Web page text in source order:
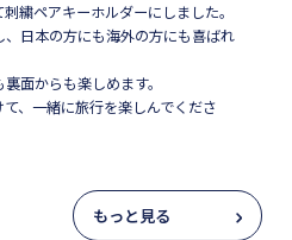
繍ペアキーホルダーにしました。
日本の方にも海外の方にも喜ばれ
面からも楽しめます。
、一緒に旅行を楽しんでくださ
もっと見る